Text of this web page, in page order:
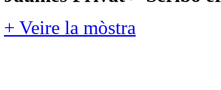
+ Veire la mòstra